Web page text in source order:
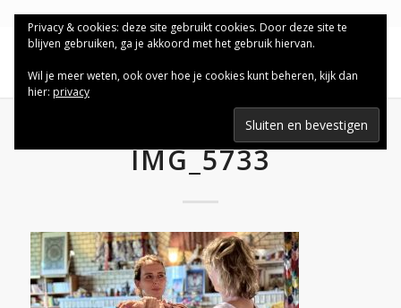
IMG_5733
Privacy & cookies: deze site gebruikt cookies. Door deze site te
blijven gebruiken, ga je akkoord met het gebruik hiervan.
Wil je meer weten, ook over hoe je cookies kunt beheren, kijk dan
hier: privacy